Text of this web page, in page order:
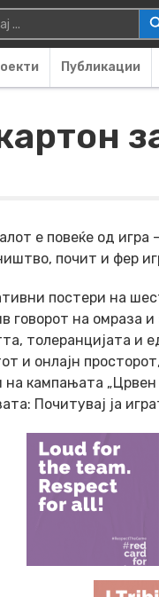
Main
за:
Публикации
е повеќе од игра
почит и фер
постери на
говорот на омраза и
толеранцијата и
и онлајн
на кампањата „Црвен
Почитувај ја